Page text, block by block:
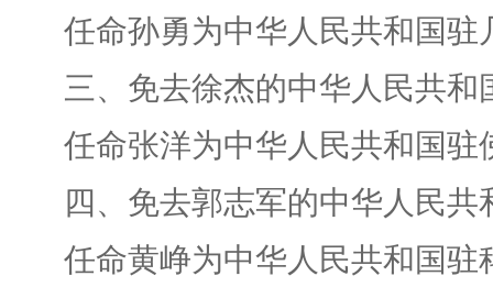
任命孙勇为中华人民共和国驻
三、免去徐杰的中华人民共和
任命张洋为中华人民共和国驻
四、免去郭志军的中华人民共
任命黄峥为中华人民共和国驻